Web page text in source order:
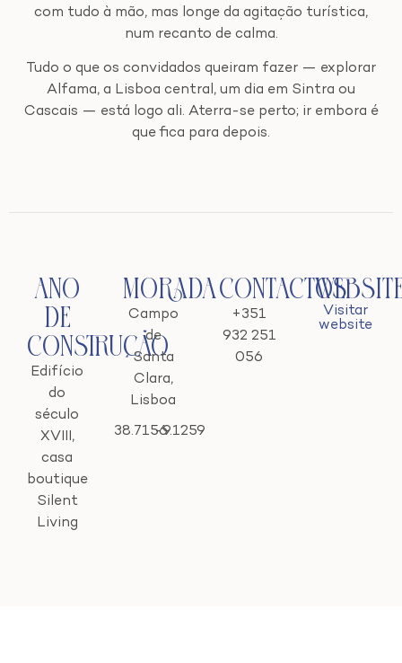
com tudo à mão, mas longe da agitação turística,
num recanto de calma.
Tudo o que os convidados queiram fazer — explorar
Alfama, a Lisboa central, um dia em Sintra ou
Cascais — está logo ali. Aterra-se perto; ir embora é
que fica para depois.
Ano
de
Construção
Edifício
do
século
XVIII,
casa
boutique
Silent
Living
Morada
Campo
de
Santa
Clara,
Lisboa
38.7156-9.1259
Contactos
+351
932 251
056
Visitar
website